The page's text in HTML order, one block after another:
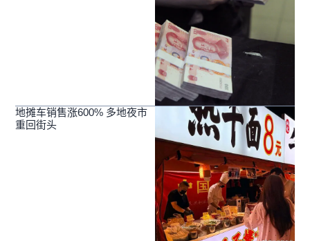
地摊车销售涨600% 多地夜市
重回街头